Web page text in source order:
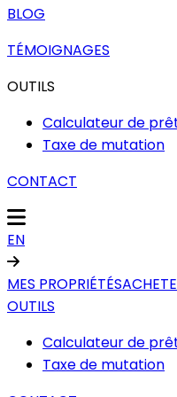
BLOG
TÉMOIGNAGES
OUTILS
Calculateur de
Taxe de mutation
CONTACT
EN
MES PROPRIÉTÉS
OUTILS
Calculateur de
Taxe de mutation